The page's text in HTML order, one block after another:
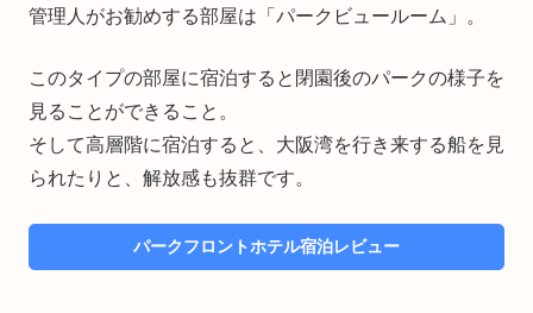
管理人がお勧めする部屋は「パークビュールーム」。
このタイプの部屋に宿泊すると閉園後のパークの様子を
見ることができること。
そして高層階に宿泊すると、大阪湾を行き来する船を見
られたりと、解放感も抜群です。
パークフロントホテル宿泊レビュー